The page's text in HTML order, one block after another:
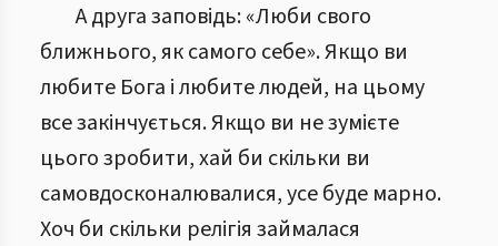
А друга заповідь: «Люби свого
ближнього, як самого себе». Якщо ви
любите Бога і любите людей, на цьому
все закінчується. Якщо ви не зумієте
цього зробити, хай би скільки ви
самовдосконалювалися, усе буде марно.
Хоч би скільки релігія займалася